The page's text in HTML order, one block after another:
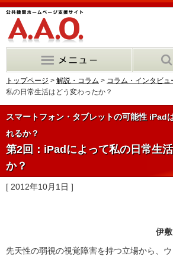
トップページ > 解説・コラム > コラム・インタビュ
私の日常生活はどう変わったか？
スマートフォン・タブレットの可能性 iPad
れるか？
第2回：iPadによって私の日常生
か？
[ 2012年10月1日 ]
伊
先天性の弱視の視覚障害を持つ立場から、